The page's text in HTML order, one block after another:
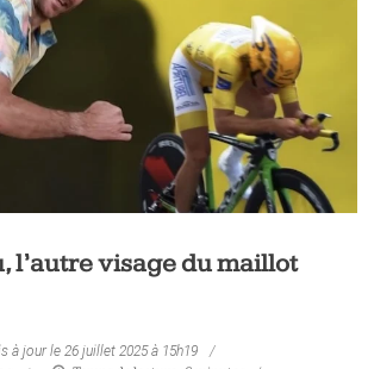
l’autre visage du maillot
à jour le 26 juillet 2025 à 15h19